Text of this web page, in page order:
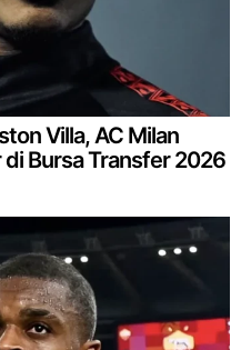
Villa, AC Milan
Bursa Transfer 2026